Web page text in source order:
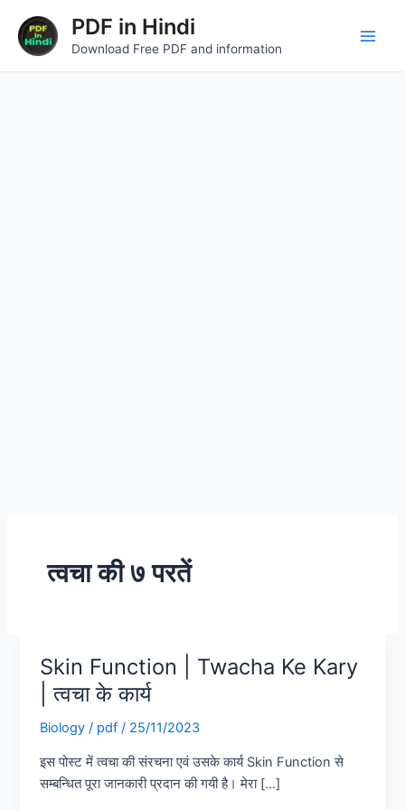
content
PDF in Hindi
Download Free PDF and information
त्वचा की ७ परतें
Skin Function | Twacha Ke Kary
| त्वचा के कार्य
Biology / pdf/ 25/11/2023
इस पोस्ट में त्वचा की संरचना एवं उसके कार्य Skin Function से
सम्बन्धित पूरा जानकारी प्रदान की गयी है। मेरा […]
Skin
Function
|
Twacha
Kary
|